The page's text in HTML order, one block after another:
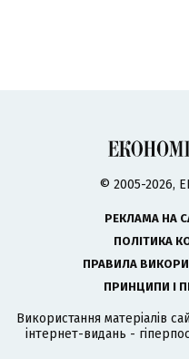
© 2005-2026,
РЕКЛАМА НА
ПОЛІТИКА
ПРАВИЛА
ПРИНЦИПИ І
Використання матеріалів
інтернет-видань -